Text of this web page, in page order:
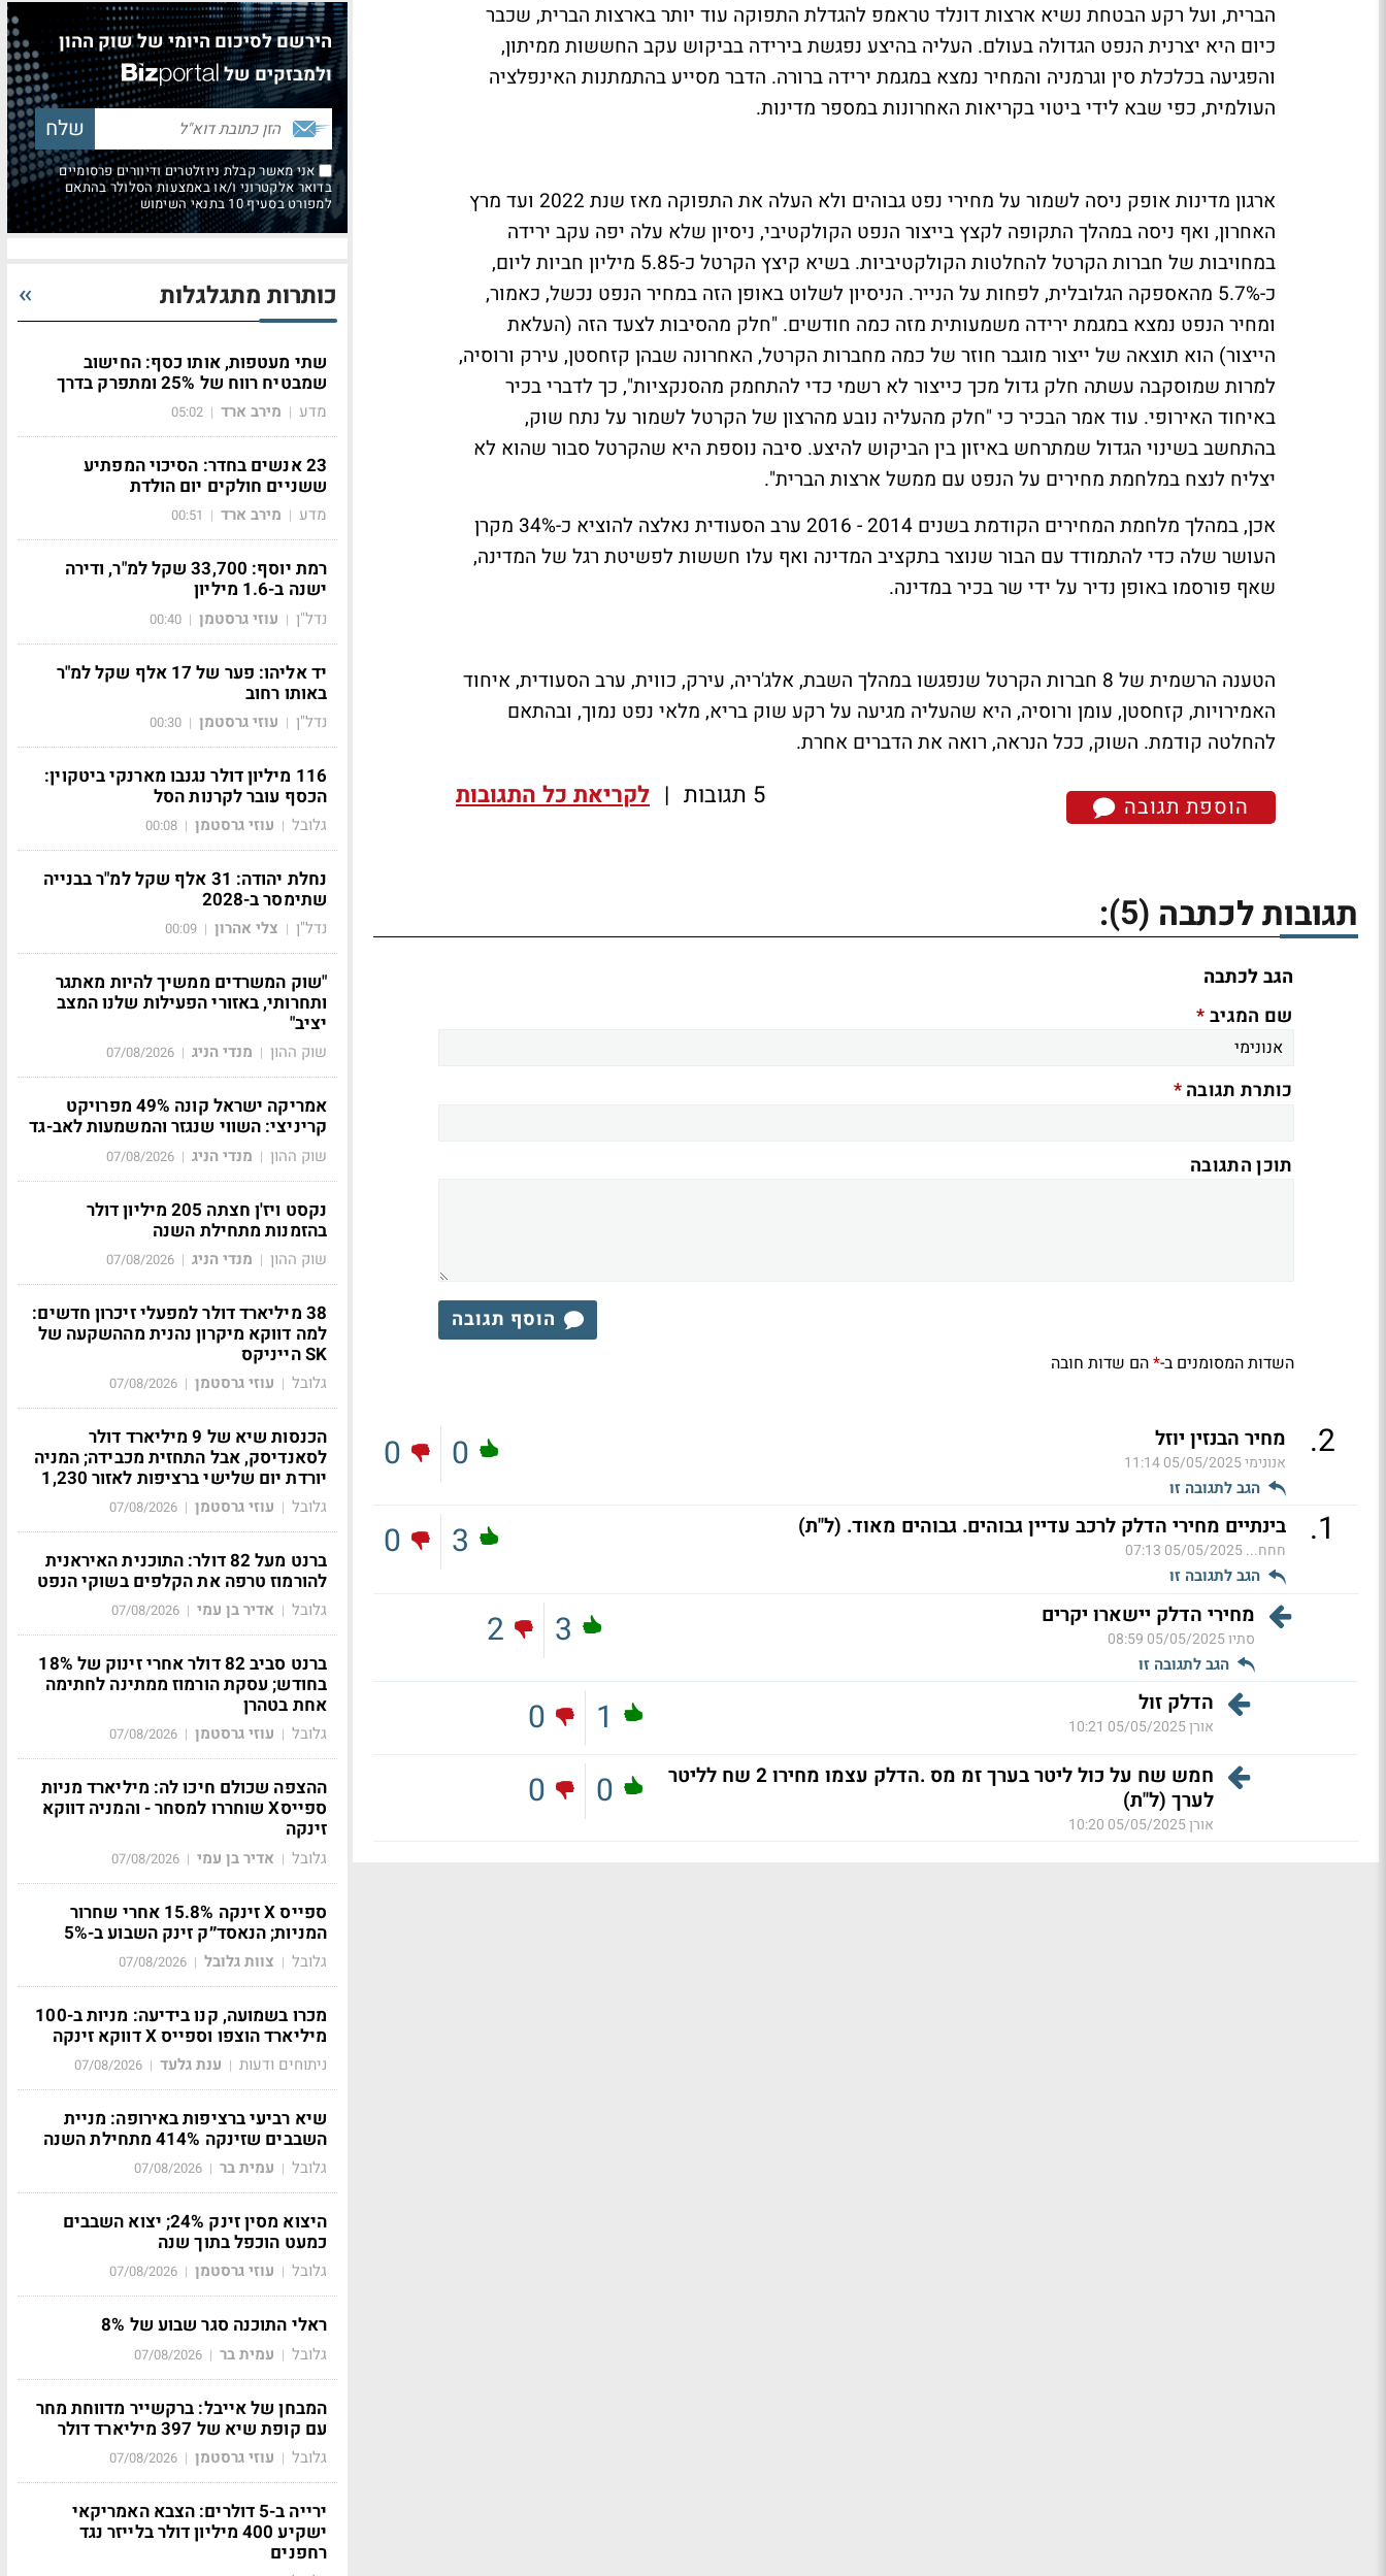
הברית, ועל רקע הבטחת נשיא ארצות דונלד טראמפ להגדלת התפוקה עוד יותר בארצות הברית, שכבר
כיום היא יצרנית הנפט הגדולה בעולם. העליה בהיצע נפגשת בירידה בביקוש עקב החששות ממיתון,
והפגיעה בכלכלת סין וגרמניה והמחיר נמצא במגמת ירידה ברורה. הדבר מסייע בהתמתנות האינפלציה
העולמית, כפי שבא לידי ביטוי בקריאות האחרונות במספר מדינות.
ארגון מדינות אופק ניסה לשמור על מחירי נפט גבוהים ולא העלה את התפוקה מאז שנת 2022 ועד מרץ
האחרון, ואף ניסה במהלך התקופה לקצץ בייצור הנפט הקולקטיבי, ניסיון שלא עלה יפה עקב ירידה
במחויבות של חברות הקרטל להחלטות הקולקטיביות. בשיא קיצץ הקרטל כ-5.85 מיליון חביות ליום,
כ-5.7% מהאספקה הגלובלית, לפחות על הנייר. הניסיון לשלוט באופן הזה במחיר הנפט נכשל, כאמור,
ומחיר הנפט נמצא במגמת ירידה משמעותית מזה כמה חודשים. "חלק מהסיבות לצעד הזה (העלאת
הייצור) הוא תוצאה של ייצור מוגבר חוזר של כמה מחברות הקרטל, האחרונה שבהן קזחסטן, עירק ורוסיה,
למרות שמוסקבה עשתה חלק גדול מכך כייצור לא רשמי כדי להתחמק מהסנקציות", כך לדברי בכיר
באיחוד האירופי. עוד אמר הבכיר כי "חלק מהעליה נובע מהרצון של הקרטל לשמור על נתח שוק,
בהתחשב בשינוי הגדול שמתרחש באיזון בין הביקוש להיצע. סיבה נוספת היא שהקרטל סבור שהוא לא
יצליח לנצח במלחמת מחירים על הנפט עם ממשל ארצות הברית".
אכן, במהלך מלחמת המחירים הקודמת בשנים 2014 - 2016 ערב הסעודית נאלצה להוציא כ-34% מקרן
העושר שלה כדי להתמודד עם הבור שנוצר בתקציב המדינה ואף עלו חששות לפשיטת רגל של המדינה,
שאף פורסמו באופן נדיר על ידי שר בכיר במדינה.
הטענה הרשמית של 8 חברות הקרטל שנפגשו במהלך השבת, אלג'ריה, עירק, כווית, ערב הסעודית, איחוד
האמירויות, קזחסטן, עומן ורוסיה, היא שהעליה מגיעה על רקע שוק בריא, מלאי נפט נמוך, ובהתאם
להחלטה קודמת. השוק, ככל הנראה, רואה את הדברים אחרת.
הוספת תגובה 5 תגובות | לקריאת כל התגובות
תגובות לכתבה (5)
:
הגב לכתבה
שם המגיב*
כותרת תגובה*
תוכן התגובה
הוסף תגובה
השדות המסומנים ב-*הם שדות חובה
2
. מחיר הבנזין יוזל
אנונימי05/05/2025 11:14
הגב לתגובה זו
0
0
1
. בינתיים מחירי הדלק לרכב עדיין גבוהים. גבוהים מאוד. (ל"ת)
חחח...05/05/2025 07:13
הגב לתגובה זו
3
0
מחירי הדלק יישארו יקרים
סתיו05/05/2025 08:59
הגב לתגובה זו
3
2
הדלק זול
אורן05/05/2025 10:21
1
0
חמש שח על כול ליטר בערך זמ מס .הדלק עצמו מחירו 2 שח לליטר
לערך (ל"ת)
אורן05/05/2025 10:20
0
0
הירשם לסיכום היומי של שוק ההון
ולמבזקים של
אני מאשר קבלת ניוזלטרים ודיוורים פרסומיים
בדואר אלקטרוני ו/או באמצעות הסלולר בהתאם
למפורט בסעיף 10 בתנאי השימוש
כותרות מתגלגלות
שתי מעטפות, אותו כסף: החישוב
שמבטיח רווח של 25% ומתפרק בדרך
מדע | מירב ארד |
05:02
23 אנשים בחדר: הסיכוי המפתיע
ששניים חולקים יום הולדת
מדע | מירב ארד |
00:51
רמת יוסף: 33,700 שקל למ"ר, ודירה
ישנה ב-1.6 מיליון
נדל"ן | עוזי גרסטמן |
00:40
יד אליהו: פער של 17 אלף שקל למ"ר
באותו רחוב
נדל"ן | עוזי גרסטמן |
00:30
116 מיליון דולר נגנבו מארנקי ביטקוין:
הכסף עובר לקרנות הסל
גלובל | עוזי גרסטמן |
00:08
נחלת יהודה: 31 אלף שקל למ"ר בבנייה
שתימסר ב-2028
נדל"ן | צלי אהרון |
00:09
"שוק המשרדים ממשיך להיות מאתגר
ותחרותי, באזורי הפעילות שלנו המצב
יציב"
שוק ההון | מנדי הניג |
07/08/2026
אמריקה ישראל קונה 49% מפרויקט
קריניצי: השווי שנגזר והמשמעות לאב-גד
שוק ההון | מנדי הניג |
07/08/2026
נקסט ויז'ן חצתה 205 מיליון דולר
בהזמנות מתחילת השנה
שוק ההון | מנדי הניג |
07/08/2026
38 מיליארד דולר למפעלי זיכרון חדשים:
למה דווקא מיקרון נהנית מההשקעה של
SK הייניקס
גלובל | עוזי גרסטמן |
07/08/2026
הכנסות שיא של 9 מיליארד דולר
לסאנדיסק, אבל התחזית מכבידה; המניה
יורדת יום שלישי ברציפות לאזור 1,230
גלובל | עוזי גרסטמן |
07/08/2026
ברנט מעל 82 דולר: התוכנית האיראנית
להורמוז טרפה את הקלפים בשוקי הנפט
גלובל | אדיר בן עמי |
07/08/2026
ברנט סביב 82 דולר אחרי זינוק של 18%
בחודש; עסקת הורמוז ממתינה לחתימה
אחת בטהרן
גלובל | עוזי גרסטמן |
07/08/2026
ההצפה שכולם חיכו לה: מיליארד מניות
ספייסX שוחררו למסחר - והמניה דווקא
זינקה
גלובל | אדיר בן עמי |
07/08/2026
ספייס X זינקה 15.8% אחרי שחרור
המניות; הנאסד״ק זינק השבוע ב-5%
גלובל | צוות גלובל |
07/08/2026
מכרו בשמועה, קנו בידיעה: מניות ב-100
מיליארד הוצפו וספייס X דווקא זינקה
ניתוחים ודעות | ענת גלעד |
07/08/2026
שיא רביעי ברציפות באירופה: מניית
השבבים שזינקה 414% מתחילת השנה
גלובל | עמית בר |
07/08/2026
היצוא מסין זינק 24%; יצוא השבבים
כמעט הוכפל בתוך שנה
גלובל | עוזי גרסטמן |
07/08/2026
ראלי התוכנה סגר שבוע של 8%
גלובל | עמית בר |
07/08/2026
המבחן של אייבל: ברקשייר מדווחת מחר
עם קופת שיא של 397 מיליארד דולר
גלובל | עוזי גרסטמן |
07/08/2026
ירייה ב-5 דולרים: הצבא האמריקאי
ישקיע 400 מיליון דולר בלייזר נגד
רחפנים